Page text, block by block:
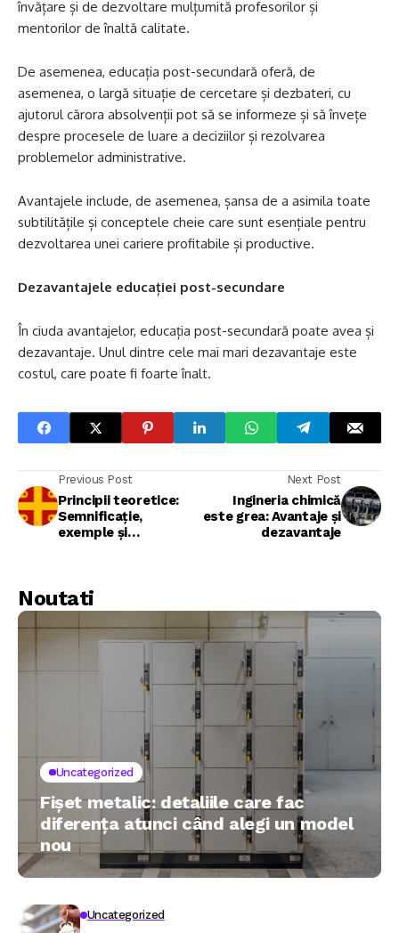
învățare și de dezvoltare mulțumită profesorilor și
mentorilor de înaltă calitate.
De asemenea, educația post-secundară oferă, de
asemenea, o largă situație de cercetare și dezbateri, cu
ajutorul cărora absolvenții pot să se informeze și să învețe
despre procesele de luare a deciziilor și rezolvarea
problemelor administrative.
Avantajele include, de asemenea, șansa de a asimila toate
subtilitățile și conceptele cheie care sunt esențiale pentru
dezvoltarea unei cariere profitabile și productive.
Dezavantajele educației post-secundare
În ciuda avantajelor, educația post-secundară poate avea și
dezavantaje. Unul dintre cele mai mari dezavantaje este
costul, care poate fi foarte înalt.
Previous Post
Principii teoretice:
Semnificație,
exemple și
Next Post
Ingineria chimică
este grea: Avantaje și
dezavantaje
Noutati
Uncategorized
Fișet metalic: detaliile care fac
diferența atunci când alegi un model
nou
Uncategorized